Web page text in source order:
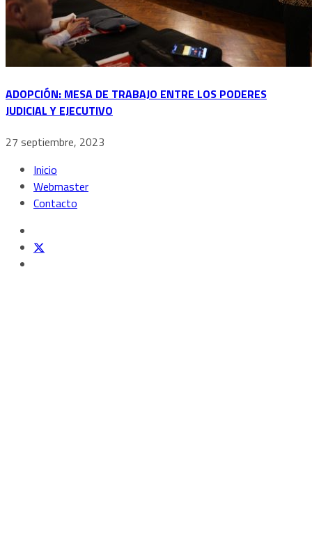
ADOPCIÓN: MESA DE TRABAJO ENTRE LOS PODERES
JUDICIAL Y EJECUTIVO
27 septiembre, 2023
Inicio
Webmaster
Contacto